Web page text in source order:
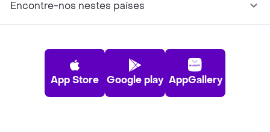
Encontre-nos nestes países
App Store Google play AppGallery